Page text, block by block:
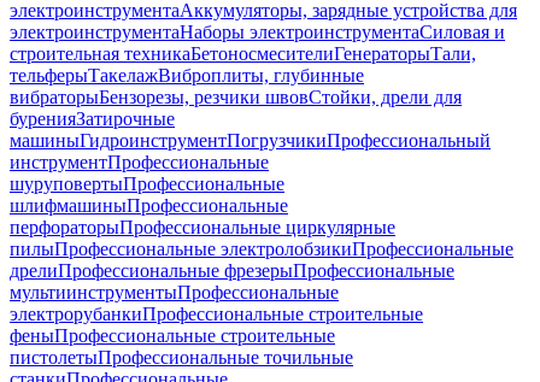
электроинструментаАккумуляторы, зарядные устройства для
электроинструментаНаборы электроинструментаСиловая и
строительная техникаБетоносмесителиГенераторыТали,
тельферыТакелажВиброплиты, глубинные
вибраторыБензорезы, резчики швовСтойки, дрели для
буренияЗатирочные
машиныГидроинструментПогрузчикиПрофессиональный
инструментПрофессиональные
шуруповертыПрофессиональные
шлифмашиныПрофессиональные
перфораторыПрофессиональные циркулярные
пилыПрофессиональные электролобзикиПрофессиональные
дрелиПрофессиональные фрезерыПрофессиональные
мультиинструментыПрофессиональные
электрорубанкиПрофессиональные строительные
феныПрофессиональные строительные
пистолетыПрофессиональные точильные